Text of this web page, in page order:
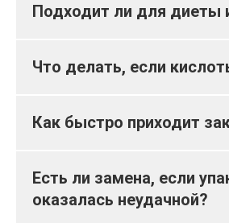
Подходит ли для диеты
Что делать, если
Как быстро приходит
Есть ли замена, если
оказалась неудачной?